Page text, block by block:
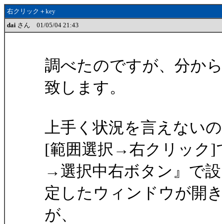
右クリック＋key
dai さん 01/05/04 21:43
調べたのですが、分か
致します。
上手く状況を言えない
[範囲選択→右クリック]
→選択中右ボタン』で設
定したウィンドウが開
が、